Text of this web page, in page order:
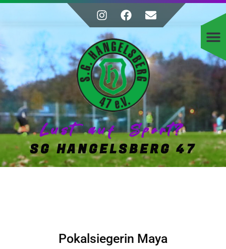
Lust auf Sport?
SG HANGELSBERG 47
Pokalsiegerin Maya